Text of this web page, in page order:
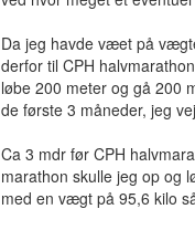
Da jeg havde væet på
derfor til CPH
løbe 200 meter og gå 200
de første 3 måneder, jeg
Ca 3 mdr før CPH
marathon skulle jeg op og
med en vægt på 95,6 kilo